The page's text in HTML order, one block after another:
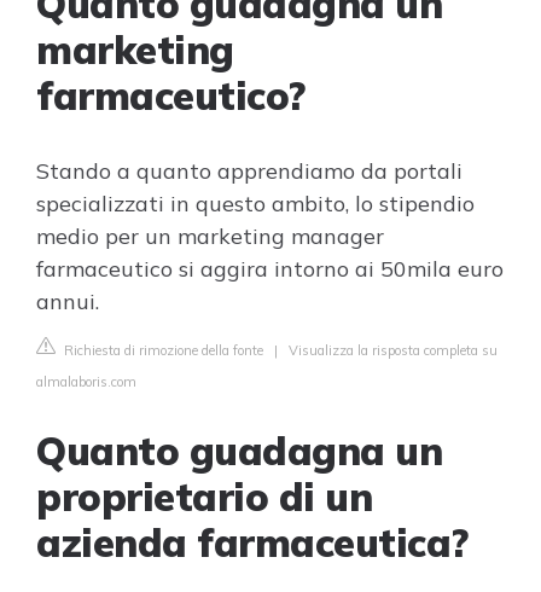
marketing
farmaceutico?
Stando a quanto apprendiamo da portali
specializzati in questo ambito, lo stipendio
medio per un marketing manager
farmaceutico si aggira intorno ai 50mila euro
annui.
Richiesta di rimozione della fonte | Visualizza la risposta completa su
almalaboris.com
Quanto guadagna un
proprietario di un
azienda farmaceutica?